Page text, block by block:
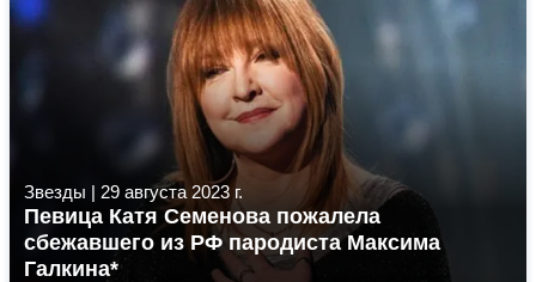
Звезды | 29 августа 2023 г.
Певица Катя Семенова пожалела
сбежавшего из РФ пародиста Максима
Галкина*